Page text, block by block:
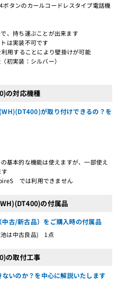
タンのカールコードレスタイプ電話機
、持ち運ぶことが出来ます
は実装不可です
用することにより壁掛けが可能
初実装：シルバー）
の対応機種
が取り付けできるの？を
本的な機能は使えますが、一部使え
す
では利用できません
の付属品
古/新古品）をご購入時の付属品
池は中古良品) 1点
の取付工事
いのか？を中心に解説いたします